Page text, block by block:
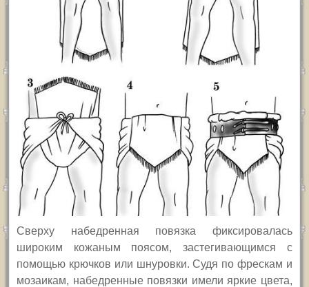
Сверху набедренная повязка фиксировалась
широким кожаным поясом, застегивающимся с
помощью крючков или шнуровки. Судя по фрескам и
мозаикам, набедренные повязки имели яркие цвета,